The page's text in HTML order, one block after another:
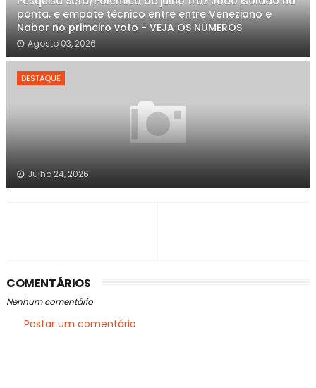
ponta, e empate técnico entre entre Veneziano e
Nabor no primeiro voto - VEJA OS NÚMEROS
Agosto 03, 2026
DESTAQUE
Julho 24, 2026
COMENTÁRIOS
Nenhum comentário
Postar um comentário